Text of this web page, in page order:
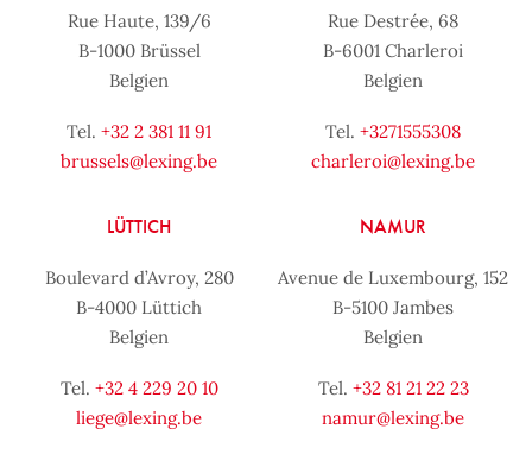
Rue Haute, 139/6
B-1000 Brüssel
Belgien
Tel. +32 2 381 11 91
brussels@lexing.be
Rue Destrée, 68
B-6001 Charleroi
Belgien
Tel. +3271555308
charleroi@lexing.be
LÜTTICH
Boulevard d’Avroy, 280
B-4000 Lüttich
Belgien
Tel. +32 4 229 20 10
liege@lexing.be
NAMUR
Avenue de Luxembourg, 152
B-5100 Jambes
Belgien
Tel. +32 81 21 22 23
namur@lexing.be